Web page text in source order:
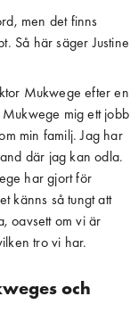
men det finns
Så här säger Justine
Mukwege efter en
mig ett jobb
min familj. Jag har
där jag kan odla.
har gjort för
känns så tungt att
oavsett om vi är
tro vi har.
och